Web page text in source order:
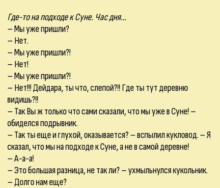
Где-то на подходе к Суне. Час дня…
– Мы уже пришли?
– Нет.
– Мы уже пришли?!
– Нет!
– Мы уже пришли?!
– Нет!!! Дейдара, ты что, слепой?!! Где ты тут деревню
видишь?!!
– Так Вы ж только что сами сказали, что мы уже в Суне! –
обиделся подрывник.
– Так ты еще и глухой, оказывается? – вспылил кукловод. – Я
сказал, что мы на подходе к Суне, а не в самой деревне!
– А-а-а!
– Это большая разница, не так ли? – ухмыльнулся кукольник.
– Долго нам еще?